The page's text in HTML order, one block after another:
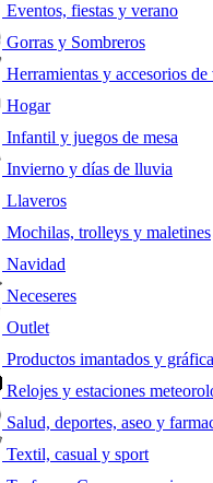
Eventos, fiestas y verano
Gorras y Sombreros
Herramientas y accesorios
Hogar
Infantil y juegos de mesa
Invierno y días de lluvia
Llaveros
Mochilas, trolleys y maletines
Navidad
Neceseres
Outlet
Productos imantados y
Relojes y estaciones
Salud, deportes, aseo y
Textil, casual y sport